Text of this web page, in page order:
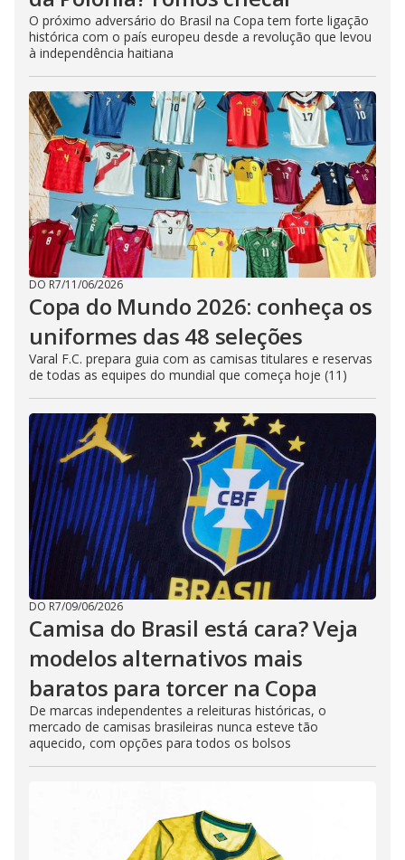
O próximo adversário do Brasil na Copa tem forte ligação
histórica com o país europeu desde a revolução que levou
à independência haitiana
DO R7/11/06/2026
Copa do Mundo 2026: conheça os
uniformes das 48 seleções
Varal F.C. prepara guia com as camisas titulares e reservas
de todas as equipes do mundial que começa hoje (11)
DO R7/09/06/2026
Camisa do Brasil está cara? Veja
modelos alternativos mais
baratos para torcer na Copa
De marcas independentes a releituras históricas, o
mercado de camisas brasileiras nunca esteve tão
aquecido, com opções para todos os bolsos